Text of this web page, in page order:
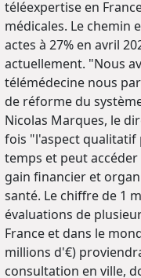
téléexpertise en
médicales. Le chemin
actes à 27% en avril
actuellement. "Nous
télémédecine nous
de réforme du
Nicolas Marques, le
fois "l'aspect
temps et peut
gain financier et
santé. Le chiffre de 1
évaluations de
France et dans le
millions d'€)
consultation en ville,